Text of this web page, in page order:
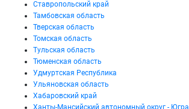
Ставропольский край
Тамбовская область
Тверская область
Томская область
Тульская область
Тюменская область
Удмуртская Республика
Ульяновская область
Хабаровский край
Ханты-Мансийский автономный округ - Югра